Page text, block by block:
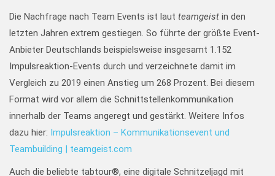
Die Nachfrage nach Team Events ist laut teamgeist in den
letzten Jahren extrem gestiegen. So führte der größte Event-
Anbieter Deutschlands beispielsweise insgesamt 1.152
Impulsreaktion-Events durch und verzeichnete damit im
Vergleich zu 2019 einen Anstieg um 268 Prozent. Bei diesem
Format wird vor allem die Schnittstellenkommunikation
innerhalb der Teams angeregt und gestärkt. Weitere Infos
dazu hier: Impulsreaktion – Kommunikationsevent und
Teambuilding | teamgeist.com
Auch die beliebte tabtour®, eine digitale Schnitzeljagd mit